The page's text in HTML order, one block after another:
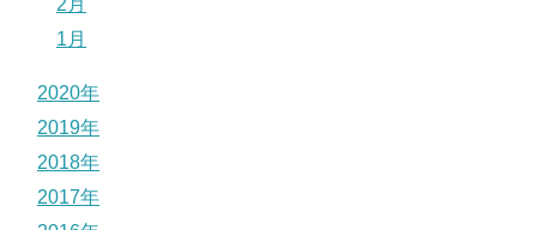
1月
2020年
2019年
2018年
2017年